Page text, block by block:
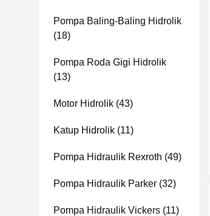
Pompa Baling-Baling Hidrolik
(18)
Pompa Roda Gigi Hidrolik
(13)
Motor Hidrolik (43)
Katup Hidrolik (11)
Pompa Hidraulik Rexroth (49)
Pompa Hidraulik Parker (32)
Pompa Hidraulik Vickers (11)